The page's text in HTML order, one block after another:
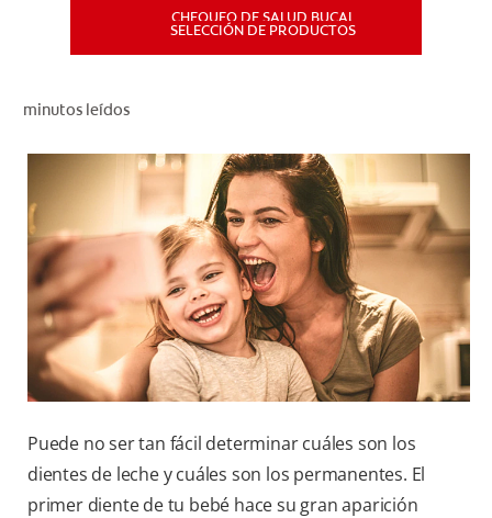
PARA PROFESIONALES
CUPONES
DÓNDE COMPRAR
VE (ES)
CHEQUEO DE SALUD BUCAL
SELECCIÓN DE PRODUCTOS
minutos leídos
Puede no ser tan fácil determinar cuáles son los
dientes de leche y cuáles son los permanentes. El
primer diente de tu bebé hace su gran aparición